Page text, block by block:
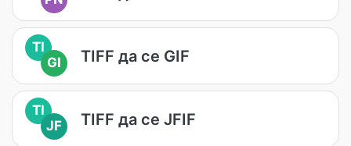
TI
GI
TIFF да се GIF
TI
JF
TIFF да се JFIF